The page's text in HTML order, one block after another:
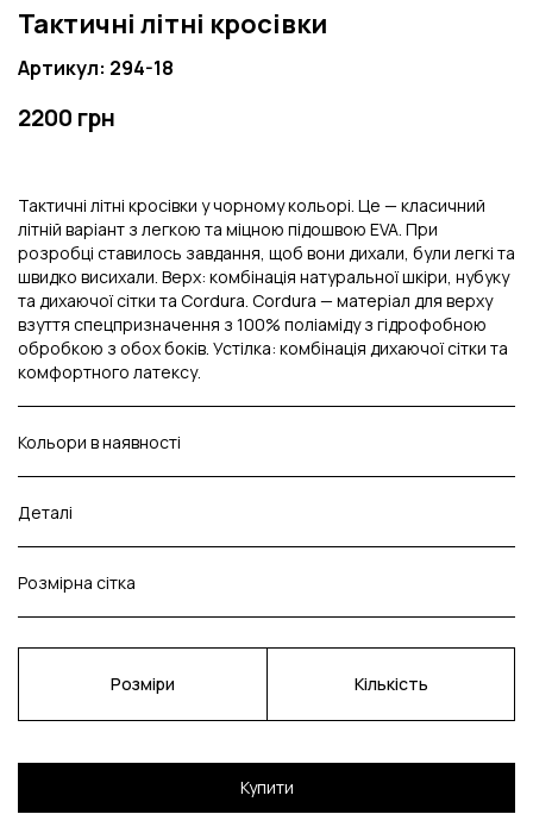
Тактичні літні кросівки
Артикул: 294-18
2200 грн
Тактичні літні кросівки у чорному кольорі. Це — класичний
літній варіант з легкою та міцною підошвою EVA. При
розробці ставилось завдання, щоб вони дихали, були легкі та
швидко висихали. Верх: комбінація натуральної шкіри, нубуку
та дихаючої сітки та Cordura. Cordura — матеріал для верху
взуття спецпризначення з 100% поліаміду з гідрофобною
обробкою з обох боків. Устілка: комбінація дихаючої сітки та
комфортного латексу.
Кольори в наявності
Деталі
Розмірна сітка
Розміри Кількість
Купити